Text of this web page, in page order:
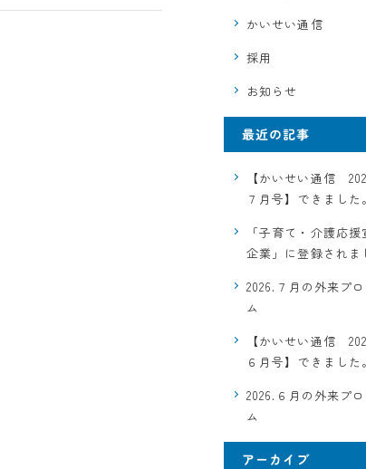
かいせい通信
採用
お知らせ
最近の記事
【かいせい通信
７月号】できました。
「子育て・介護応援
企業」に登録されま
2026.７月の外来プ
ム
【かいせい通信
６月号】できました。
2026.６月の外来プ
ム
アーカイブ